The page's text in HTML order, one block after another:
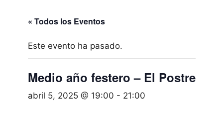
« Todos los Eventos
Este evento ha pasado.
Medio año festero – El Postre
abril 5, 2025 @ 19:00 - 21:00